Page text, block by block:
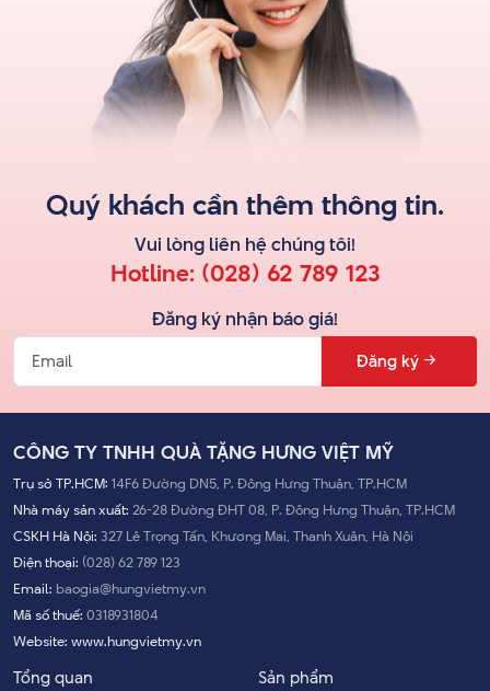
Quý khách cần thêm thông tin.
Vui lòng liên hệ chúng tôi!
Hotline: (028) 62 789 123
Đăng ký nhận báo giá!
Đăng ký
CÔNG TY TNHH QUÀ TẶNG HƯNG VIỆT MỸ
Trụ sở TP.HCM: 14F6 Đường DN5, P. Đông Hưng Thuận, TP.HCM
Nhà máy sản xuất: 26-28 Đường ĐHT 08, P. Đông Hưng Thuận, TP.HCM
CSKH Hà Nội: 327 Lê Trọng Tấn, Khương Mai, Thanh Xuân, Hà Nội
Điện thoại: (028) 62 789 123
Email: baogia@hungvietmy.vn
Mã số thuế: 0318931804
Website: www.hungvietmy.vn
Tổng quan Sản phẩm